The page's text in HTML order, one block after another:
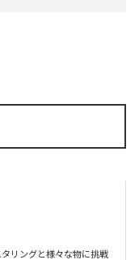
リングと様々な物に挑戦